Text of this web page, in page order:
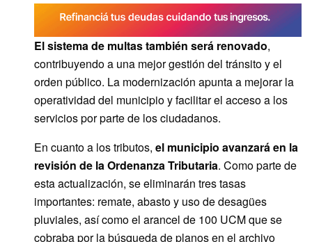
El sistema de multas también será renovado,
contribuyendo a una mejor gestión del tránsito y el
orden público. La modernización apunta a mejorar la
operatividad del municipio y facilitar el acceso a los
servicios por parte de los ciudadanos.
En cuanto a los tributos,el municipio avanzará en la
revisión de la Ordenanza Tributaria. Como parte de
esta actualización, se eliminarán tres tasas
importantes: remate, abasto y uso de desagües
pluviales, así como el arancel de 100 UCM que se
cobraba por la búsqueda de planos en el archivo